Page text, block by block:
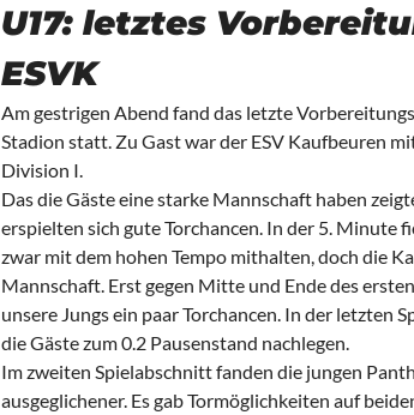
U17: letztes
ESVK
Am gestrigen Abend fand das letzte
Stadion statt. Zu Gast war der ESV Kaufbeuren
Division I.
Das die Gäste eine starke Mannschaft haben
erspielten sich gute Torchancen. In der 5. Minute
zwar mit dem hohen Tempo mithalten, doch die
Mannschaft. Erst gegen Mitte und Ende des
unsere Jungs ein paar Torchancen. In der letzten
die Gäste zum 0.2 Pausenstand nachlegen.
Im zweiten Spielabschnitt fanden die jungen
ausgeglichener. Es gab Tormöglichkeiten auf